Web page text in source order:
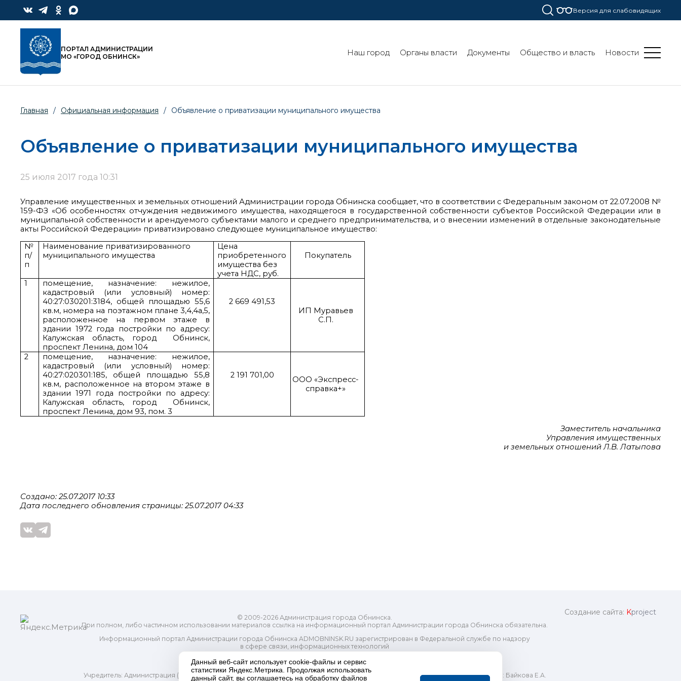
Версия для слабовидящих
ПОРТАЛ АДМИНИСТРАЦИИ
МО «ГОРОД ОБНИНСК»
Наш город Органы власти Документы Общество и власть Новости
Главная / Официальная информация / Объявление о приватизации муниципального имущества
Объявление о приватизации муниципального имущества
25 июля 2017 года 10:31
Управление имущественных и земельных отношений Администрации города Обнинска сообщает, что в соответствии с Федеральным законом от 22.07.2008 №
159-ФЗ «Об особенностях отчуждения недвижимого имущества, находящегося в государственной собственности субъектов Российской Федерации или в
муниципальной собственности и арендуемого субъектами малого и среднего предпринимательства, и о внесении изменений в отдельные законодательные
акты Российской Федерации» приватизировано следующее муниципальное имущество:
№
п/
п
Наименование приватизированного
муниципального имущества
Цена
приобретенного
имущества без
учета НДС, руб.
Покупатель
1
помещение, назначение: нежилое,
кадастровый (или условный) номер:
40:27:030201:3184, общей площадью 55,6
кв.м, номера на поэтажном плане 3,4,4а,5,
расположенное на первом этаже в
здании 1972 года постройки по адресу:
Калужская область, город Обнинск,
проспект Ленина, дом 104
2 669 491,53
ИП Муравьев
С.П.
2
помещение, назначение: нежилое,
кадастровый (или условный) номер:
40:27:020301:185, общей площадью 55,8
кв.м, расположенное на втором этаже в
здании 1971 года постройки по адресу:
Калужская область, город Обнинск,
проспект Ленина, дом 93, пом. 3
2 191 701,00
ООО «Экспресс-
справка+»
Заместитель начальника
Управления имущественных
и земельных отношений Л.В. Латыпова
Создано: 25.07.2017 10:33
Дата последнего обновления страницы: 25.07.2017 04:33
© 2009-2026 Администрация города Обнинска.
При полном, либо частичном использовании материалов ссылка на информационный портал Администрации города Обнинска обязательна.
Информационный портал Администрации города Обнинска ADMOBNINSK.RU зарегистрирован в Федеральной службе по надзору
в сфере связи, информационных технологий
Свидетельство о регистрации Эл № ФС77-73321
Учредитель: Администрация (исполнительно-распорядительный орган) городского округа "Город Обнинск". Главный редактор: Байкова Е.А.
Создание сайта: Kproject
Данный веб-сайт использует cookie-файлы и сервис
статистики Яндекс.Метрика. Продолжая использовать
данный сайт, вы соглашаетесь на обработку файлов